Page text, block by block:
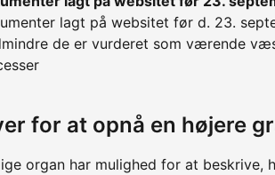
lagt på websitet før d. 23.
de er vurderet som værende
for at opnå en højere
organ har mulighed for at beskrive,